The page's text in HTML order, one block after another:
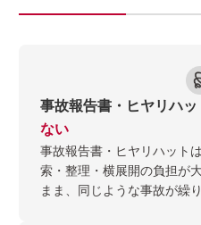
事故報告書・ヒヤリハッ
ない
事故報告書・ヒヤリハット
索・整理・横展開の負担が
まま、同じような事故が繰